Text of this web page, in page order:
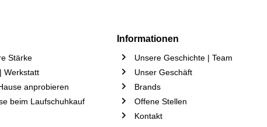
Stärke
Werkstatt
anprobieren
beim Laufschuhkauf
Informationen
Unsere Geschichte | Team
Unser Geschäft
Brands
Offene Stellen
Kontakt